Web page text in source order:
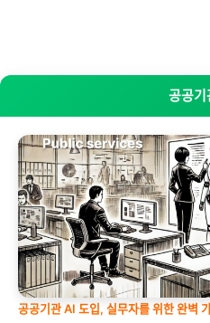
공공
공공기관 AI 도입, 실무자를 위한 완벽